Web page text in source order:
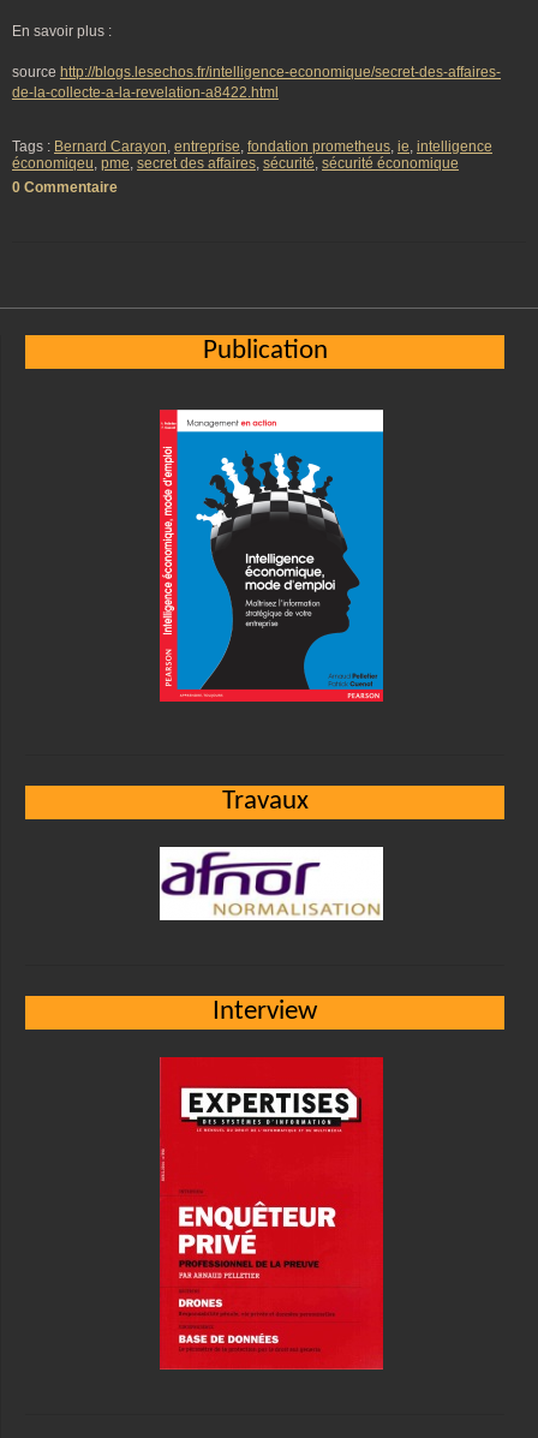
En savoir plus :
source http://blogs.lesechos.fr/intelligence-economique/secret-des-affaires-
de-la-collecte-a-la-revelation-a8422.html
Tags : Bernard Carayon, entreprise, fondation prometheus, ie, intelligence
économiqeu, pme, secret des affaires, sécurité, sécurité économique
0 Commentaire
Publication
Travaux
Interview